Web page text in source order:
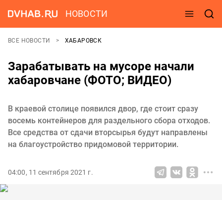
НОВОСТИ
ВСЕ НОВОСТИ ХАБАРОВСК
Зарабатывать на мусоре начали
хабаровчане (ФОТО; ВИДЕО)
В краевой столице появился двор, где стоит сразу
восемь контейнеров для раздельного сбора отходов.
Все средства от сдачи вторсырья будут направлены
на благоустройство придомовой территории.
04:00, 11 сентября 2021 г.